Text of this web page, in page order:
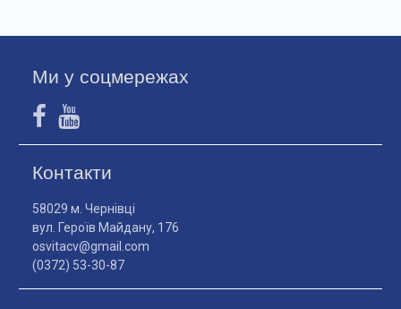
Ми у соцмережах
Контакти
58029 м. Чернівці
вул. Героїв Майдану, 176
osvitacv@gmail.com
(0372) 53-30-87